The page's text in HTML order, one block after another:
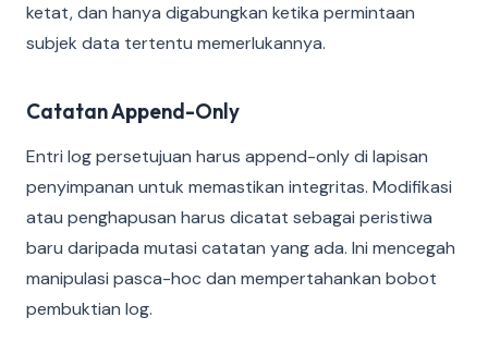
ketat, dan hanya digabungkan ketika permintaan
subjek data tertentu memerlukannya.
Catatan Append-Only
Entri log persetujuan harus append-only di lapisan
penyimpanan untuk memastikan integritas. Modifikasi
atau penghapusan harus dicatat sebagai peristiwa
baru daripada mutasi catatan yang ada. Ini mencegah
manipulasi pasca-hoc dan mempertahankan bobot
pembuktian log.